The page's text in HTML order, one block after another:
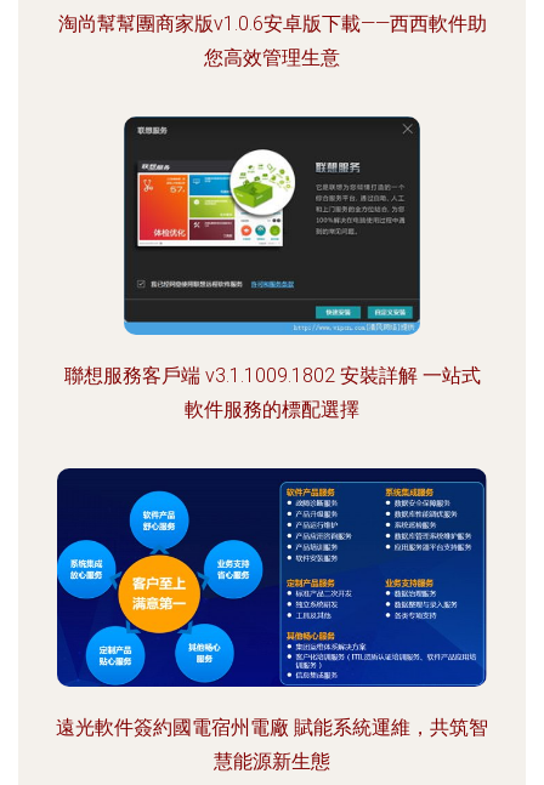
淘尚幫幫團商家版v1.0.6安卓版下載——西西軟件助
您高效管理生意
聯想服務客戶端 v3.1.1009.1802 安裝詳解 一站式
軟件服務的標配選擇
遠光軟件簽約國電宿州電廠 賦能系統運維，共筑智
慧能源新生態